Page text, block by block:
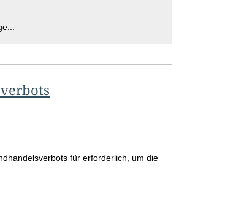
für erforderlich, um die